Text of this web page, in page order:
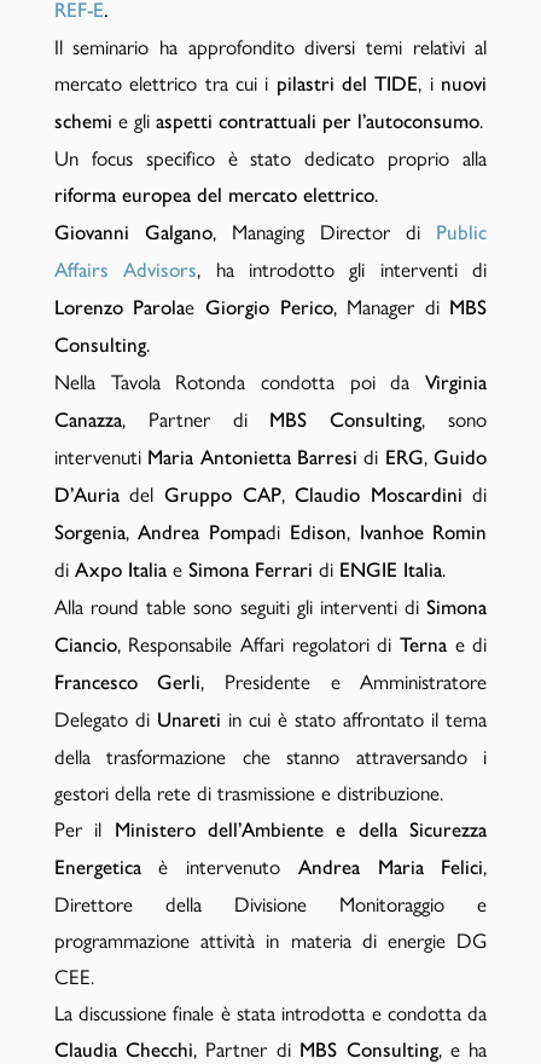
REF-E.
Il seminario ha approfondito diversi temi relativi al
mercato elettrico tra cui i pilastri del TIDE, i nuovi
schemi e gli aspetti contrattuali per l’autoconsumo.
Un focus specifico è stato dedicato proprio alla
riforma europea del mercato elettrico.
Giovanni Galgano, Managing Director di
Public
Affairs Advisors, ha introdotto gli interventi di
Lorenzo Parolae Giorgio Perico, Manager di MBS
Consulting.
Nella Tavola Rotonda condotta poi daVirginia
Canazza, Partner di MBS Consulting, sono
intervenuti Maria Antonietta Barresi di ERG,Guido
D’Auriadel Gruppo CAP,Claudio Moscardini di
Sorgenia,Andrea Pompadi Edison, Ivanhoe Romin
di Axpo Italiae Simona Ferrari di ENGIE Italia.
Alla round table sono seguiti gli interventi diSimona
Ciancio, Responsabile Affari regolatori di Ternae di
Francesco Gerli, Presidente e Amministratore
Delegato di Unareti in cui è stato affrontato il tema
della trasformazione che stanno attraversando i
gestori della rete di trasmissione e distribuzione.
Per il Ministero dell’Ambiente e della Sicurezza
Energeticaè intervenuto Andrea Maria Felici,
Direttore della Divisione Monitoraggio e
programmazione attività in materia di energie DG
CEE.
La discussione finale è stata introdotta e condotta da
Claudia Checchi, Partner di MBS Consulting, e ha